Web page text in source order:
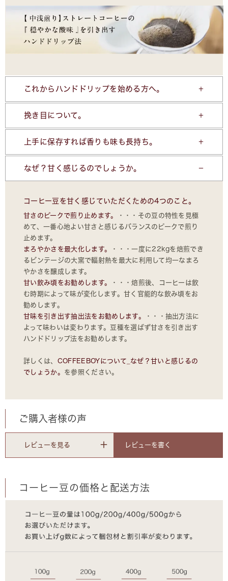
これからハンドドリップを始める方へ。
挽き目について。
上手に保存すれば香りも味も長持ち。
なぜ？甘く感じるのでしょうか。
コーヒー豆を甘く感じていただくための4つのこと。
甘さのピークで煎り止めます。
・・・その豆の特性を見極
めて、一番心地よい甘さと感じるバランスのピークで煎り
止めます。
まろやかさを最大化します。
・・・一度に22kgを焙煎でき
るビンテージの大窯で輻射熱を最大に利用して均一なまろ
やかさを醸成します。
甘い飲み頃をお勧めします。
・・・焙煎後、コーヒーは飲
む時期によって味が変化します。甘く官能的な飲み頃をお
勧めします。
甘味を引き出す抽出法をお勧めします。
・・・抽出方法に
よって味わいは変わります。豆種を選ばず甘さを引き出す
ハンドドリップ法をお勧めします。
詳しくは、 COFFEEBOYについて_なぜ？甘いと感じるの
でしょうか。 を参照ください。
ご購入者様の声
レビューを見る レビューを書く
コーヒー豆の価格と配送方法